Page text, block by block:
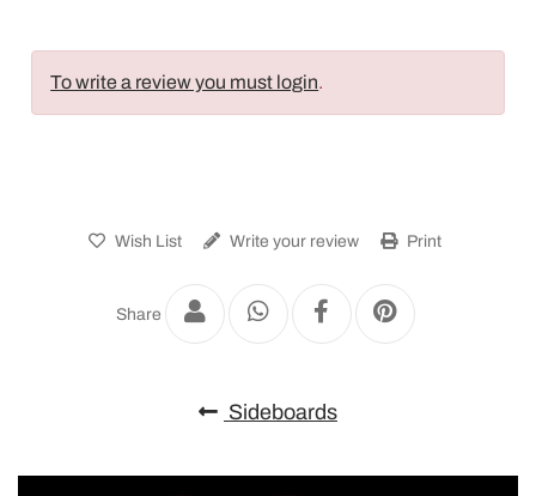
To write a review you must login.
Wish List Write your review Print
Share
Sideboards